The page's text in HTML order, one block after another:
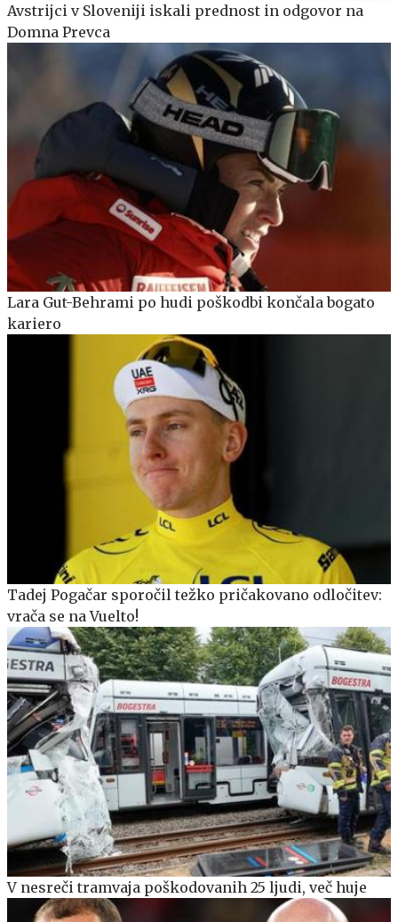
Avstrijci v Sloveniji iskali prednost in odgovor na
Domna Prevca
Lara Gut-Behrami po hudi poškodbi končala bogato
kariero
Tadej Pogačar sporočil težko pričakovano odločitev:
vrača se na Vuelto!
V nesreči tramvaja poškodovanih 25 ljudi, več huje